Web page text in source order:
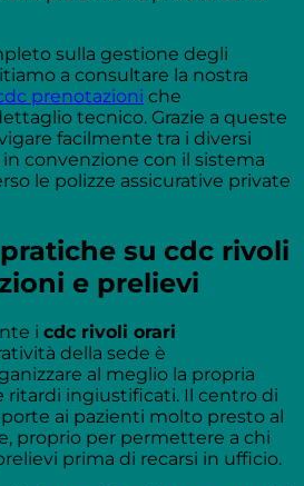
sulla gestione degli
a consultare la nostra
prenotazioni che
tecnico. Grazie a queste
facilmente tra i diversi
in convenzione con il sistema
le polizze assicurative private
su cdc rivoli
e prelievi
i cdc rivoli orari
della sede è
al meglio la propria
ritardi ingiustificati. Il centro di
ai pazienti molto presto al
proprio per permettere a chi
prima di recarsi in ufficio.